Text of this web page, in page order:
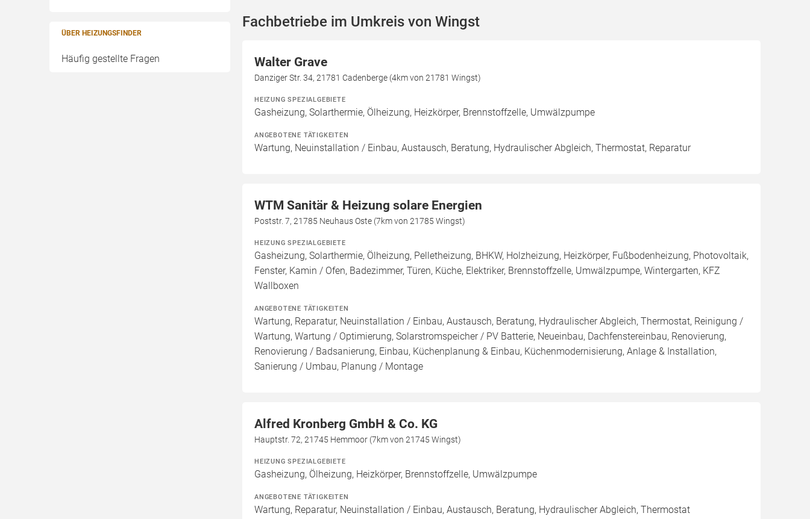
ÜBER HEIZUNGSFINDER
Häufig gestellte Fragen
Fachbetriebe im Umkreis von Wingst
Walter Grave
Danziger Str. 34, 21781 Cadenberge (4km von 21781 Wingst)
HEIZUNG SPEZIALGEBIETE
Gasheizung, Solarthermie, Ölheizung, Heizkörper, Brennstoffzelle, Umwälzpumpe
ANGEBOTENE TÄTIGKEITEN
Wartung, Neuinstallation / Einbau, Austausch, Beratung, Hydraulischer Abgleich, Thermostat, Reparatur
WTM Sanitär & Heizung solare Energien
Poststr. 7, 21785 Neuhaus Oste (7km von 21785 Wingst)
HEIZUNG SPEZIALGEBIETE
Gasheizung, Solarthermie, Ölheizung, Pelletheizung, BHKW, Holzheizung, Heizkörper, Fußbodenheizung, Photovoltaik,
Fenster, Kamin / Ofen, Badezimmer, Türen, Küche, Elektriker, Brennstoffzelle, Umwälzpumpe, Wintergarten, KFZ
Wallboxen
ANGEBOTENE TÄTIGKEITEN
Wartung, Reparatur, Neuinstallation / Einbau, Austausch, Beratung, Hydraulischer Abgleich, Thermostat, Reinigung /
Wartung, Wartung / Optimierung, Solarstromspeicher / PV Batterie, Neueinbau, Dachfenstereinbau, Renovierung,
Renovierung / Badsanierung, Einbau, Küchenplanung & Einbau, Küchenmodernisierung, Anlage & Installation,
Sanierung / Umbau, Planung / Montage
Alfred Kronberg GmbH & Co. KG
Hauptstr. 72, 21745 Hemmoor (7km von 21745 Wingst)
HEIZUNG SPEZIALGEBIETE
Gasheizung, Ölheizung, Heizkörper, Brennstoffzelle, Umwälzpumpe
ANGEBOTENE TÄTIGKEITEN
Wartung, Reparatur, Neuinstallation / Einbau, Austausch, Beratung, Hydraulischer Abgleich, Thermostat